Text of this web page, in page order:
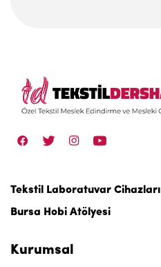
Tekstil Laboratuvar Cihazları
Bursa Hobi Atölyesi
Kurumsal